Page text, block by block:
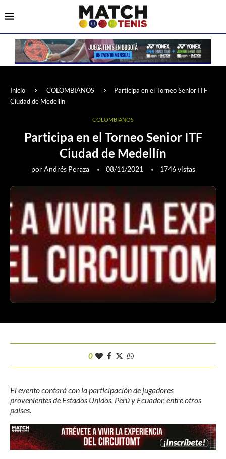
Inicio COLOMBIANOS
Participa en el Torneo Senior ITF
Ciudad de Medellín
COLOMBIANOS
Participa en el Torneo Senior ITF
Ciudad de Medellín
porAndrés Peraza 08/11/2021 1746vistas
0
El evento contará con la participación de jugadores
provenientes de Estados Unidos, Perú y Ecuador, entre otros
países.